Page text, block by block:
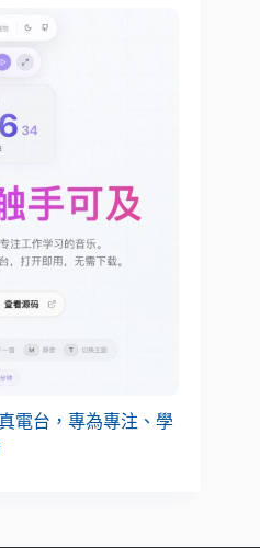
電台，專為專注、學